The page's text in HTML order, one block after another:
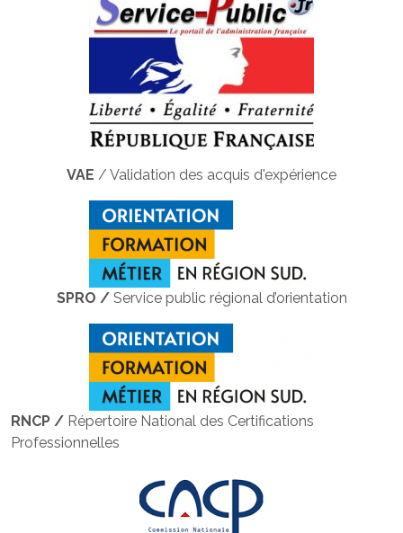
VAE / Validation des acquis d'expérience
SPRO / Service public régional d’orientation
RNCP / Répertoire National des Certifications
Professionnelles